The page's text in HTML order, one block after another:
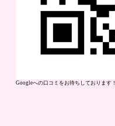
Googleへの口コミをお待ちしております！